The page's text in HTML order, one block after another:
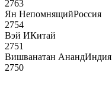
2763
Ян НепомнящийРоссия
2754
Вэй ИКитай
2751
Вишванатан АнандИндия
2750